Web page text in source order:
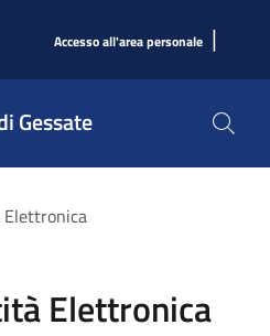
Accesso all'area personale |
Gessate
Elettronica